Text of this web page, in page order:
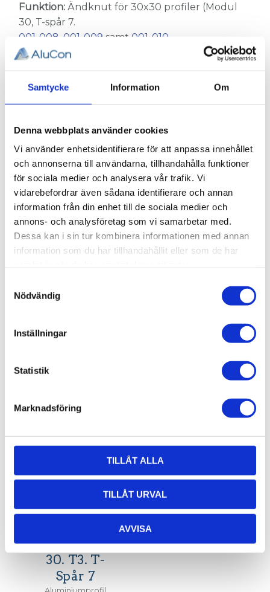
Samtycke Information Om
Denna webbplats använder cookies
Vi använder enhetsidentifierare för att anpassa innehållet
och annonserna till användarna, tillhandahålla funktioner
för sociala medier och analysera vår trafik. Vi
vidarebefordrar även sådana identifierare och annan
information från din enhet till de sociala medier och
annons- och analysföretag som vi samarbetar med.
Dessa kan i sin tur kombinera informationen med annan
information som du har tillhandahållit eller som de har
Nödvändig
Inställningar
Statistik
Marknadsföring
TILLÅT ALLA
TILLÅT URVAL
AVVISA
Funktion:Ändknut för 30x30 profiler (Modul
30, T-spår 7.
001-008 ,001-009 samt001-010
Material:Pressgjuten zink och elförzinkat stål.
element.
Relaterade produkter
Profil 30 x
30. T-Spår 7
30x30. T-Spår 7.
Centrumhål för M6-
Profil 30 x
30. T2. T-
Aluminiumprofil
30x30. T2. T-Spår 7.
Profil 30 x
30. T3. T-
Spår 7